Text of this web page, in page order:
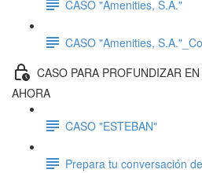
CASO "Amenities, S.A."
CASO "Amenities,
CASO PARA PROFUNDIZAR
AHORA
CASO "ESTEBAN"
Prepara tu conversación